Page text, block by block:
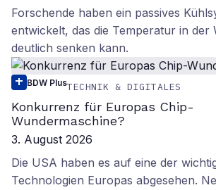
Forschende haben ein passives
entwickelt, das die Temperatur in der
deutlich senken kann.
BDW PlusTECHNIK & DIGITALES
Konkurrenz für Europas Chip-
Wundermaschine?
3. August 2026
Die USA haben es auf eine der
Technologien Europas abgesehen.